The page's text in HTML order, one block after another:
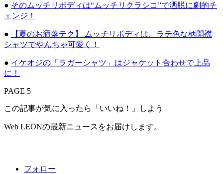
● そのムッチリボディは“ムッチリクラシコ”で洒脱に劇的チ
ェンジ！
●
【夏のお洒落テク】 ムッチリボディは、ラテ色な柄開襟
シャツでやんちゃ可愛く！
● イケオジの「ラガーシャツ」はジャケット合わせで上品
に！
PAGE 5
この記事が気に入ったら「いいね！」しよう
Web LEONの最新ニュースをお届けします。
フォロー